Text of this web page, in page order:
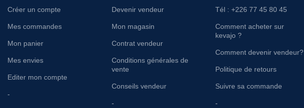
Créer un compte
Mes commandes
Mon panier
Mes envies
Editer mon compte
-
Devenir vendeur
Mon magasin
Contrat vendeur
Conditions générales de
vente
Conseils vendeur
-
Tél : +226 77 45 80 45
Comment acheter sur
kevajo ?
Comment devenir vendeur?
Politique de retours
Suivre sa commande
-